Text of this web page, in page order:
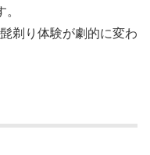
剃り体験が劇的に変わ